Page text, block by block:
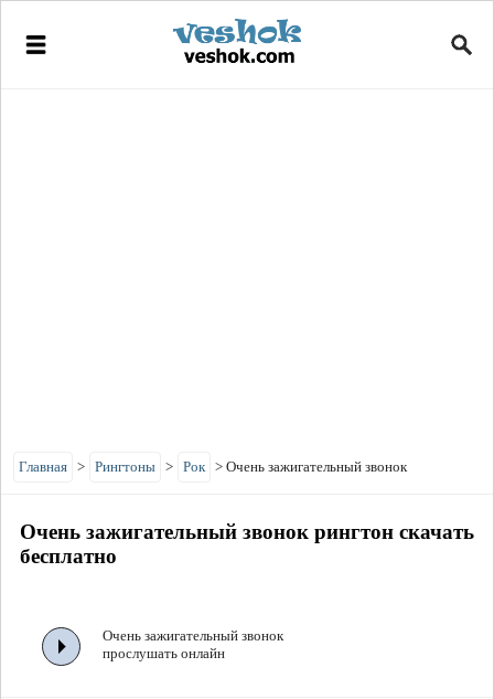
Главная > Рингтоны > Рок > Очень зажигательный звонок
Очень зажигательный звонок рингтон скачать
бесплатно
Очень зажигательный звонок
прослушать онлайн